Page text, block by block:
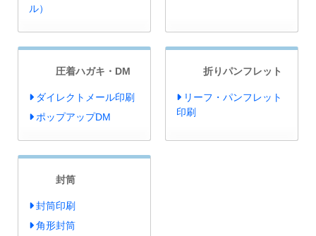
ル）
圧着ハガキ・DM
ダイレクトメール印刷
ポップアップDM
折りパンフレット
リーフ・パンフレット
印刷
封筒
封筒印刷
角形封筒